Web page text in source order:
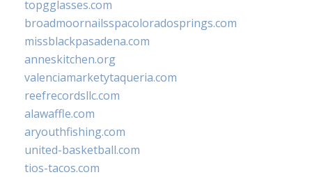
topgglasses.com
broadmoornailsspacoloradosprings.com
missblackpasadena.com
anneskitchen.org
valenciamarketytaqueria.com
reefrecordsllc.com
alawaffle.com
aryouthfishing.com
united-basketball.com
tios-tacos.com